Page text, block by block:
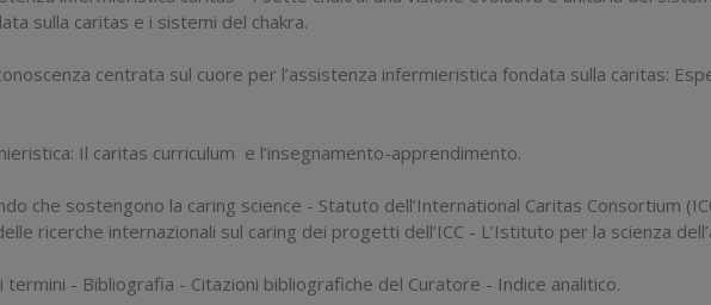
sulla caritas e i sistemi del chakra.
centrata sul cuore per l’assistenza infermieristica fondata sulla caritas:
Il caritas curriculum e l’insegnamento-apprendimento.
che sostengono la caring science - Statuto dell’International Caritas Consortium
ricerche internazionali sul caring dei progetti dell’ICC - L’Istituto per la scienza
- Bibliografia - Citazioni bibliografiche del Curatore - Indice analitico.